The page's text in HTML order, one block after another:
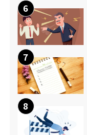
6
7
8